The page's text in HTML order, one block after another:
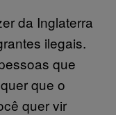
da Inglaterra
ilegais.
que
que o
quer vir